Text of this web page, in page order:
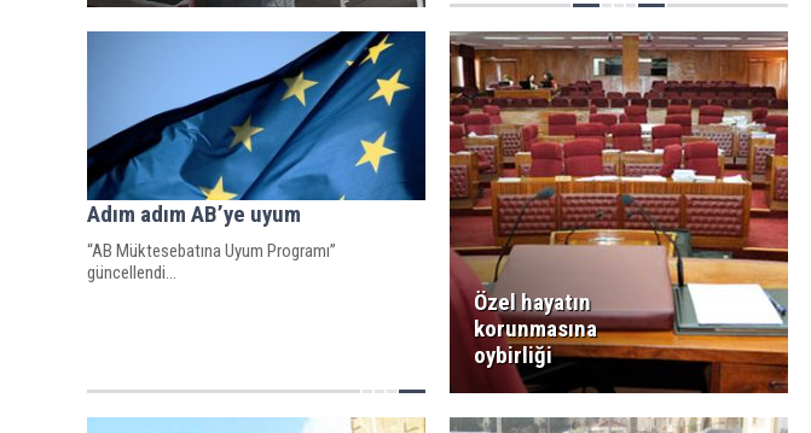
Adım adım AB’ye uyum
“AB Müktesebatına Uyum Programı”
güncellendi…
Özel hayatın
korunmasına
oybirliği